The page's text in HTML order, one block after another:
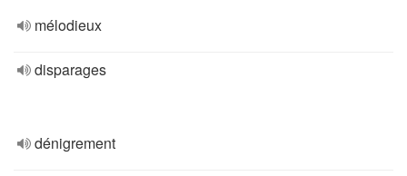
mélodieux
disparages
dénigrement